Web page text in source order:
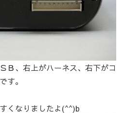
Ｂ、右上がハーネス、右下がコ
す。
くなりましたよ(^^)b